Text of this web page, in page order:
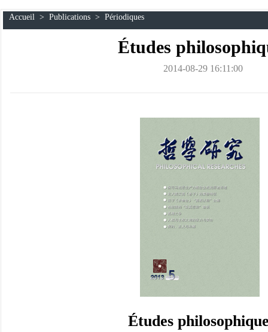
Accueil > Publications > Périodiques
Études
2014-08-29 16:11:00
Études